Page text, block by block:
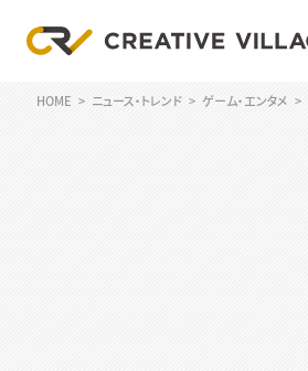
HOME ニュース・トレンド ゲーム・エンタメ